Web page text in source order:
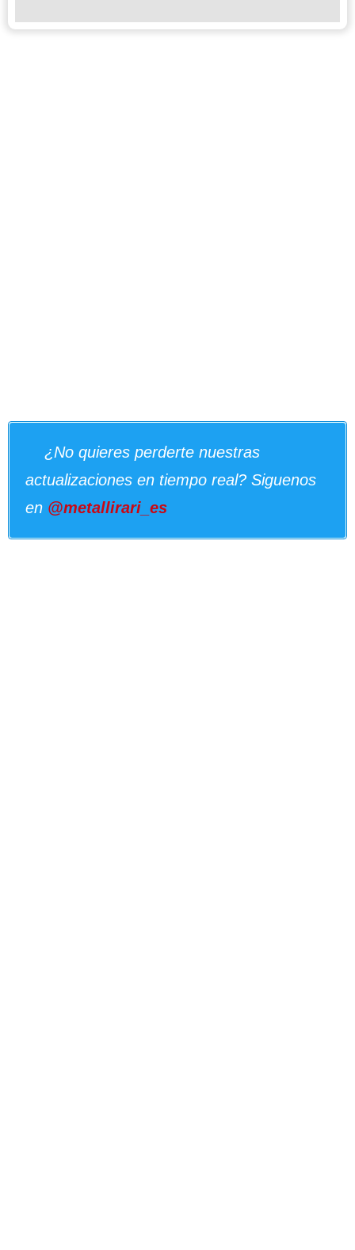
¿No quieres perderte nuestras
actualizaciones en tiempo real? Siguenos
en @metallirari_es